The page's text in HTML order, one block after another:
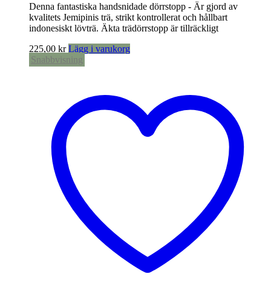
Denna fantastiska handsnidade dörrstopp - Är gjord av
kvalitets Jemipinis trä, strikt kontrollerat och hållbart
indonesiskt lövträ. Äkta trädörrstopp är tillräckligt
225,00 kr Lägg i varukorg
Snabbvisning